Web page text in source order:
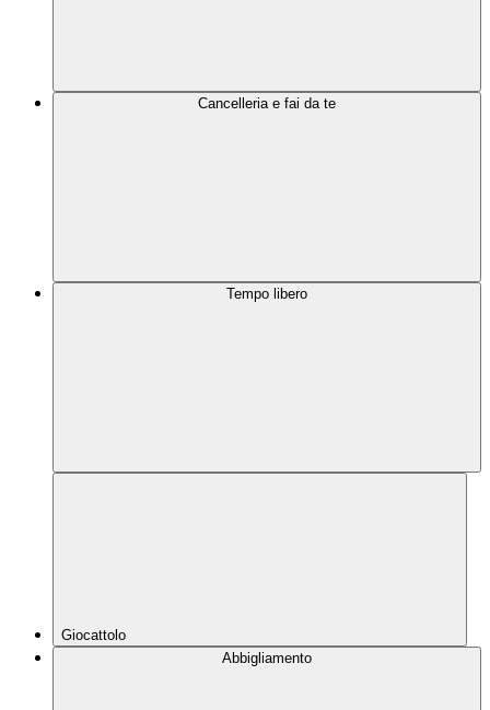
Cancelleria e fai da te
Tempo libero
Giocattolo
Abbigliamento